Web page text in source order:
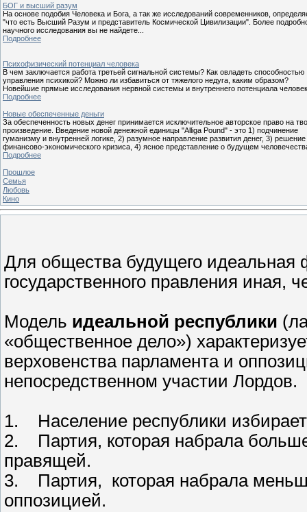
БОГ и высший разум
На основе подобия Человека и Бога, а так же исследований современников,
"что есть Высший Разум и представитель Космической Цивилизации". Более
научного исследования вы не найдете...
Подробнее
Психофизический потенциал человека
В чем заключается работа третьей сигнальной системы? Как овладеть способностью
управления психикой? Можно ли избавиться от тяжелого недуга, каким образом?
Новейшие прямые исследования нервной системы и внутреннего потенциала
Подробнее
Новые обеспеченные деньги
За обеспеченность новых денег принимается исключительное авторское право на
произведение. Введение новой денежной единицы "Alliga Pound" - это 1) подчинение
гуманизму и внутренней логике, 2) разумное направление развития денег, 3) решение
финансово-экономического кризиса, 4) ясное представление о будущем
Подробнее
Прошлое
Семья
Любовь
Кино
Для общества будущего идеальная
государственного правления иная,
Модель идеальной республики
«общественное дело»)
верховенства парламента и
непосредственном участии Лордов.
1. Население республики
2. Партия, которая набрала
правящей.
3. Партия, которая набрала
оппозицией.